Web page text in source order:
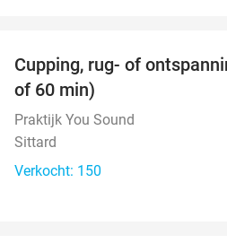
Cupping, rug- of
of 60 min)
Praktijk You Sound
Sittard
Verkocht: 150